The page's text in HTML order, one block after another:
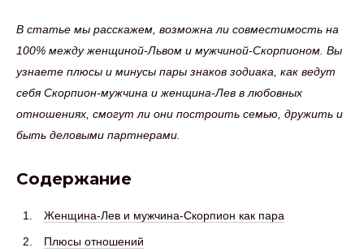
В статье мы расскажем, возможна ли совместимость на
100% между женщиной-Львом и мужчиной-Скорпионом. Вы
узнаете плюсы и минусы пары знаков зодиака, как ведут
себя Скорпион-мужчина и женщина-Лев в любовных
отношениях, смогут ли они построить семью, дружить и
быть деловыми партнерами.
Содержание
Женщина-Лев и мужчина-Скорпион как пара
Плюсы отношений